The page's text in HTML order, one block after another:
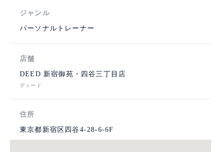
ジャンル
パーソナルトレーナー
店舗
DEED 新宿御苑・四谷三丁目店
ディード
住所
東京都新宿区四谷4-28-6-6F